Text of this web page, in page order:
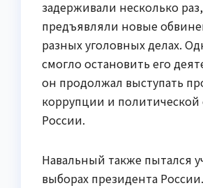
задерживали несколько
предъявляли новые
разных уголовных делах.
смогло остановить его
он продолжал выступать
коррупции и политической
России.
Навальный также пытался
выборах президента